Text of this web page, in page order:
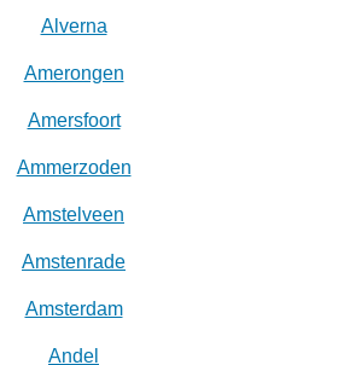
Alverna
Amerongen
Amersfoort
Ammerzoden
Amstelveen
Amstenrade
Amsterdam
Andel